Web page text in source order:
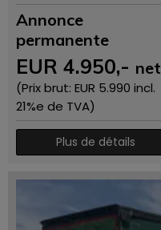
Annonce
permanente
EUR 4.950,- net
(Prix ​​brut: EUR 5.990 incl.
21%e de TVA)
Plus de détails